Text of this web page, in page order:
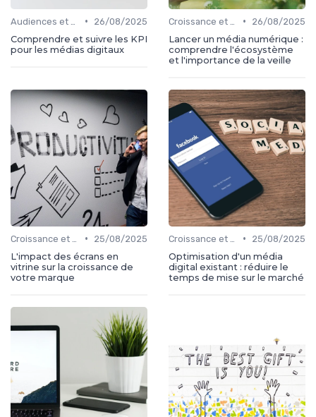
•
26/08/2025
Comprendre et suivre les KPI
pour les médias digitaux
•
26/08/2025
Lancer un média numérique :
comprendre l'écosystème
et l'importance de la veille
•
25/08/2025
L'impact des écrans en
vitrine sur la croissance de
votre marque
•
25/08/2025
Optimisation d'un média
digital existant : réduire le
temps de mise sur le marché